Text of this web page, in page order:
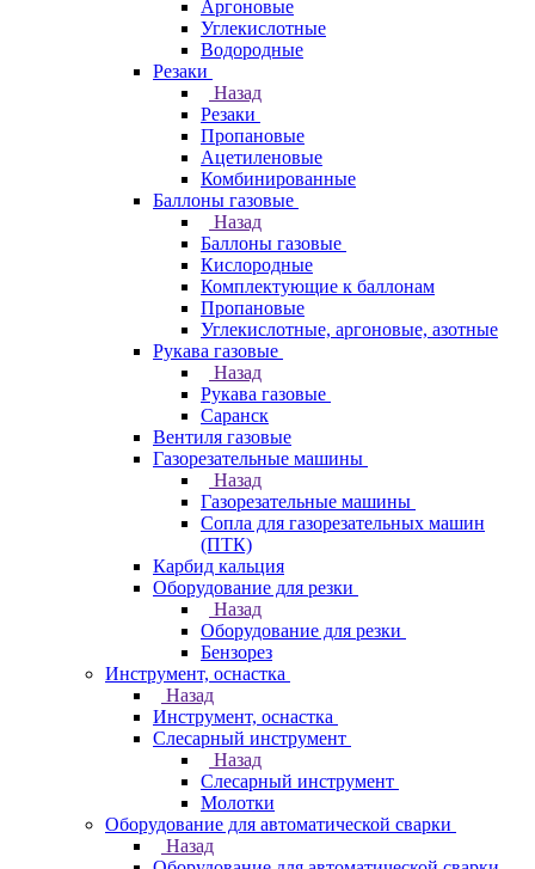
Аргоновые
Углекислотные
Водородные
Резаки
Назад
Резаки
Пропановые
Ацетиленовые
Комбинированные
Баллоны газовые
Назад
Баллоны газовые
Кислородные
Комплектующие к баллонам
Пропановые
Углекислотные, аргоновые, азотные
Рукава газовые
Назад
Рукава газовые
Саранск
Вентиля газовые
Газорезательные машины
Назад
Газорезательные машины
Сопла для газорезательных машин
(ПТК)
Карбид кальция
Оборудование для резки
Назад
Оборудование для резки
Бензорез
Инструмент, оснастка
Назад
Инструмент, оснастка
Слесарный инструмент
Назад
Слесарный инструмент
Молотки
Оборудование для автоматической сварки
Назад